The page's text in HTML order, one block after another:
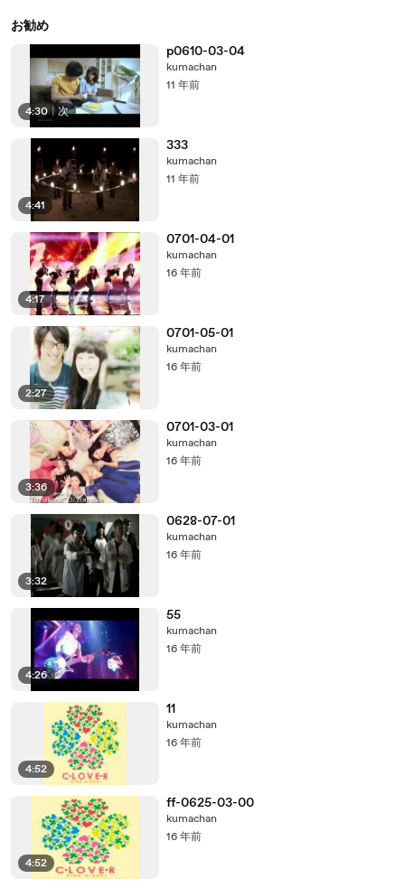
お勧め
4:30 | 次
p0610-03-04
kumachan
11 年前
4:41
333
kumachan
11 年前
4:17
0701-04-01
kumachan
16 年前
2:27
0701-05-01
kumachan
16 年前
3:36
0701-03-01
kumachan
16 年前
3:32
0628-07-01
kumachan
16 年前
4:26
55
kumachan
16 年前
4:52
11
kumachan
16 年前
4:52
ff-0625-03-00
kumachan
16 年前